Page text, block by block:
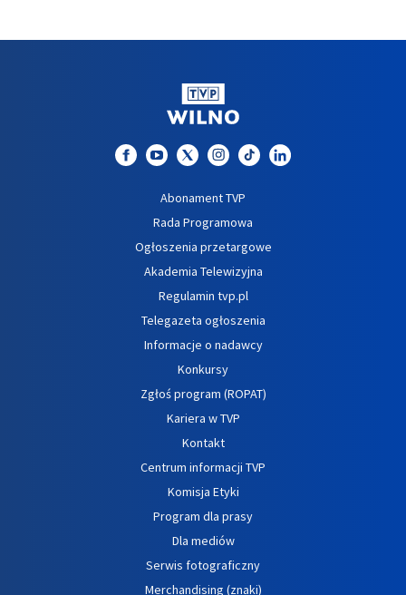
Abonament TVP
Rada Programowa
Ogłoszenia przetargowe
Akademia Telewizyjna
Regulamin tvp.pl
Telegazeta ogłoszenia
Informacje o nadawcy
Konkursy
Zgłoś program (ROPAT)
Kariera w TVP
Kontakt
Centrum informacji TVP
Komisja Etyki
Program dla prasy
Dla mediów
Serwis fotograficzny
Merchandising (znaki)